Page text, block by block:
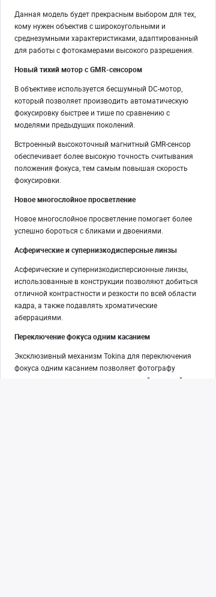
Данная модель будет прекрасным выбором для тех,
кому нужен объектив с широкоугольными и
среднезумными характеристиками, адаптированный
для работы с фотокамерами высокого разрешения.
Новый тихий мотор с GMR-сенсором
В объективе используется бесшумный DC-мотор,
который позволяет производить автоматическую
фокусировку быстрее и тише по сравнению с
моделями предыдущих поколений.
Встроенный высокоточный магнитный GMR-сенсор
обеспечивает более высокую точность считывания
положения фокуса, тем самым повышая скорость
фокусировки.
Новое многослойное просветление
Новое многослойное просветление помогает более
успешно бороться с бликами и двоениями.
Асферические и супернизкодисперсные линзы
Асферические и супернизкодисперсионные линзы,
использованные в конструкции позволяют добиться
отличной контрастности и резкости по всей области
кадра, а также подавлять хроматические
аберрациями.
Переключение фокуса одним касанием
Эксклюзивный механизм Tokina для переключения
фокуса одним касанием позволяет фотографу
переключаться между автоматической и ручной